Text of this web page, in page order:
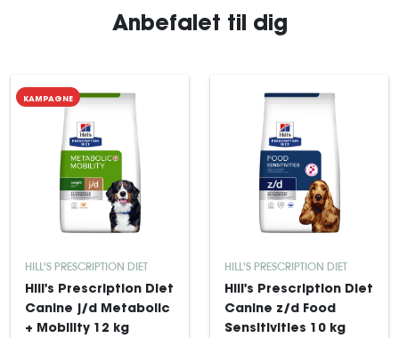
Anbefalet til dig
KAMPAGNE
HILL'S PRESCRIPTION DIET
Hill's Prescription Diet
Canine j/d Metabolic
+ Mobility 12 kg
HILL'S PRESCRIPTION DIET
Hill's Prescription Diet
Canine z/d Food
Sensitivities 10 kg